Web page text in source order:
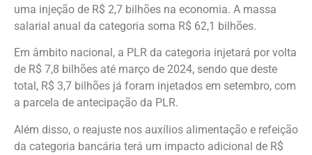
uma injeção de R$ 2,7 bilhões na economia. A massa
salarial anual da categoria soma R$ 62,1 bilhões.
Em âmbito nacional, a PLR da categoria injetará por volta
de R$ 7,8 bilhões até março de 2024, sendo que deste
total, R$ 3,7 bilhões já foram injetados em setembro, com
a parcela de antecipação da PLR.
Além disso, o reajuste nos auxílios alimentação e refeição
da categoria bancária terá um impacto adicional de R$